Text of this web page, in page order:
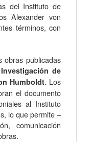
del Instituto de
Alexander von
términos, con
obras publicadas
de
Humboldt. Los
el documento
al Instituto
lo que permite –
comunicación